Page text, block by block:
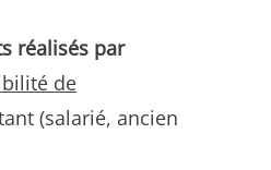
réalisés par
de
(salarié, ancien